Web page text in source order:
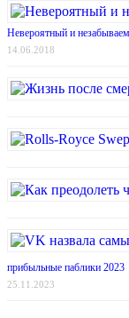
Невероятный и
14.06.2018
прибыльные паблики 2023
25.11.2023